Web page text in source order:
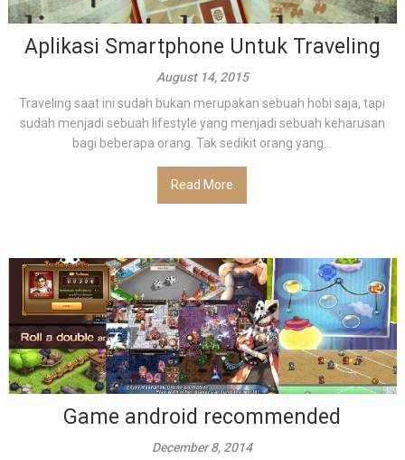
Aplikasi Smartphone Untuk Traveling
August 14, 2015
Traveling saat ini sudah bukan merupakan sebuah hobi saja, tapi
sudah menjadi sebuah lifestyle yang menjadi sebuah keharusan
bagi beberapa orang. Tak sedikit orang yang...
Read More
Game android recommended
December 8, 2014